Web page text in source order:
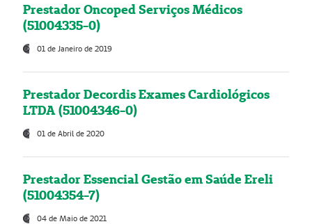
Prestador Oncoped Serviços Médicos
(51004335-0)
01 de Janeiro de 2019
Prestador Decordis Exames Cardiológicos
LTDA (51004346-0)
01 de Abril de 2020
Prestador Essencial Gestão em Saúde Ereli
(51004354-7)
04 de Maio de 2021